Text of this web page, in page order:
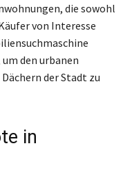
die sowohl
von Interesse
den urbanen
der Stadt zu
in